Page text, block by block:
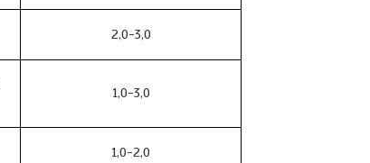
2,0-3,0
1,0-3,0
1,0-2,0